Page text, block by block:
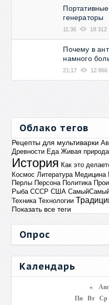
генераторы
11:36 18 312
Почему в
намного
21:17 12 866
Облако тегов
Рецепты для мультиварки
Древности Еда Живая природа
История Как это
Космос Литература Медицина
Перлы Персона Политика
Рыба СССР США
Техника Технологии
Показать все теги
Опрос
Календарь
«
Пн
Вт Ср